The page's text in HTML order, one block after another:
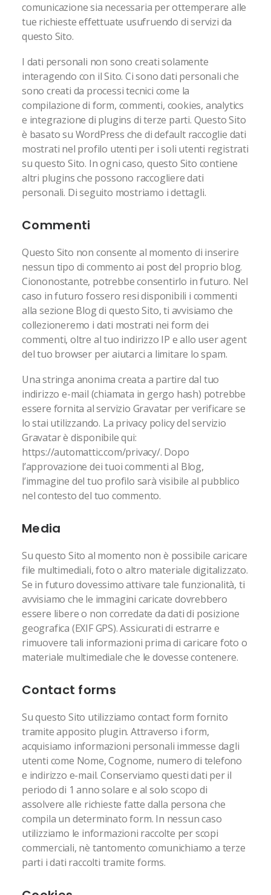
comunicazione sia necessaria per ottemperare alle
tue richieste effettuate usufruendo di servizi da
questo Sito.
I dati personali non sono creati solamente
interagendo con il Sito. Ci sono dati personali che
sono creati da processi tecnici come la
compilazione di form, commenti, cookies, analytics
e integrazione di plugins di terze parti. Questo Sito
è basato su WordPress che di default raccoglie dati
mostrati nel profilo utenti per i soli utenti registrati
su questo Sito. In ogni caso, questo Sito contiene
altri plugins che possono raccogliere dati
personali. Di seguito mostriamo i dettagli.
Commenti
Questo Sito non consente al momento di inserire
nessun tipo di commento ai post del proprio blog.
Ciononostante, potrebbe consentirlo in futuro. Nel
caso in futuro fossero resi disponibili i commenti
alla sezione Blog di questo Sito, ti avvisiamo che
collezioneremo i dati mostrati nei form dei
commenti, oltre al tuo indirizzo IP e allo user agent
del tuo browser per aiutarci a limitare lo spam.
Una stringa anonima creata a partire dal tuo
indirizzo e-mail (chiamata in gergo hash) potrebbe
essere fornita al servizio Gravatar per verificare se
lo stai utilizzando. La privacy policy del servizio
Gravatar è disponibile qui:
https://automattic.com/privacy/. Dopo
l’approvazione dei tuoi commenti al Blog,
l’immagine del tuo profilo sarà visibile al pubblico
nel contesto del tuo commento.
Media
Su questo Sito al momento non è possibile caricare
file multimediali, foto o altro materiale digitalizzato.
Se in futuro dovessimo attivare tale funzionalità, ti
avvisiamo che le immagini caricate dovrebbero
essere libere o non corredate da dati di posizione
geografica (EXIF GPS). Assicurati di estrarre e
rimuovere tali informazioni prima di caricare foto o
materiale multimediale che le dovesse contenere.
Contact forms
Su questo Sito utilizziamo contact form fornito
tramite apposito plugin. Attraverso i form,
acquisiamo informazioni personali immesse dagli
utenti come Nome, Cognome, numero di telefono
e indirizzo e-mail. Conserviamo questi dati per il
periodo di 1 anno solare e al solo scopo di
assolvere alle richieste fatte dalla persona che
compila un determinato form. In nessun caso
utilizziamo le informazioni raccolte per scopi
commerciali, nè tantomento comunichiamo a terze
parti i dati raccolti tramite forms.